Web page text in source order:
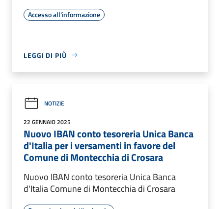
Accesso all'informazione
LEGGI DI PIÙ
NOTIZIE
22 GENNAIO 2025
Nuovo IBAN conto tesoreria Unica Banca
d'Italia per i versamenti in favore del
Comune di Montecchia di Crosara
Nuovo IBAN conto tesoreria Unica Banca
d'Italia Comune di Montecchia di Crosara